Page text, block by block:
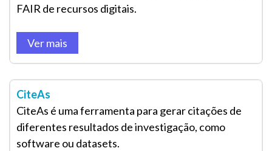
FAIR de recursos digitais.
Ver mais
CiteAs
CiteAs é uma ferramenta para gerar citações de
diferentes resultados de investigação, como
software ou datasets.